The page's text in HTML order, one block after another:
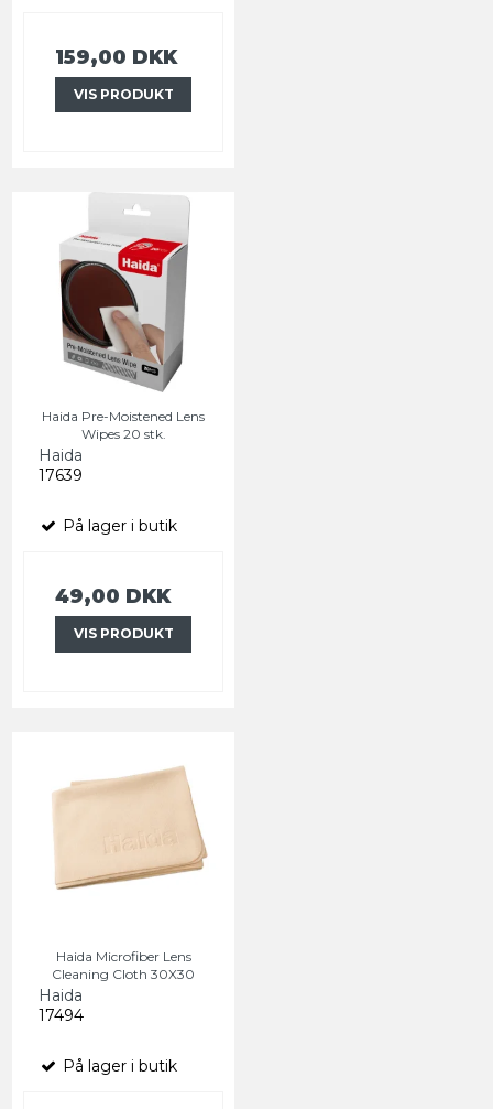
159,00 DKK
VIS PRODUKT
Haida Pre-Moistened Lens
Wipes 20 stk.
Haida
17639
På lager i butik
49,00 DKK
VIS PRODUKT
Haida Microfiber Lens
Cleaning Cloth 30X30
Haida
17494
På lager i butik